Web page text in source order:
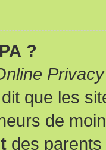
?
que les
de
des parents